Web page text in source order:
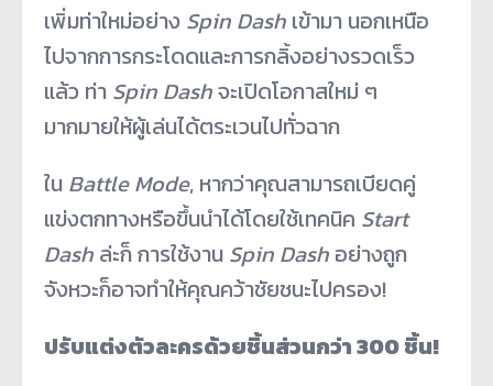
เพิ่มท่าใหม่อย่าง Spin Dash เข้ามา นอกเหนือ
ไปจากการกระโดดและการกลิ้งอย่างรวดเร็ว
แล้ว ท่า Spin Dashจะเปิดโอกาสใหม่ ๆ
มากมายให้ผู้เล่นได้ตระเวนไปทั่วฉาก
ใน Battle Mode, หากว่าคุณสามารถเบียดคู่
แข่งตกทางหรือขึ้นนำได้โดยใช้เทคนิค Start
Dash ล่ะก็ การใช้งาน Spin Dash อย่างถูก
จังหวะก็อาจทำให้คุณคว้าชัยชนะไปครอง!
ปรับแต่งตัวละครด้วยชิ้นส่วนกว่า300ชิ้น!